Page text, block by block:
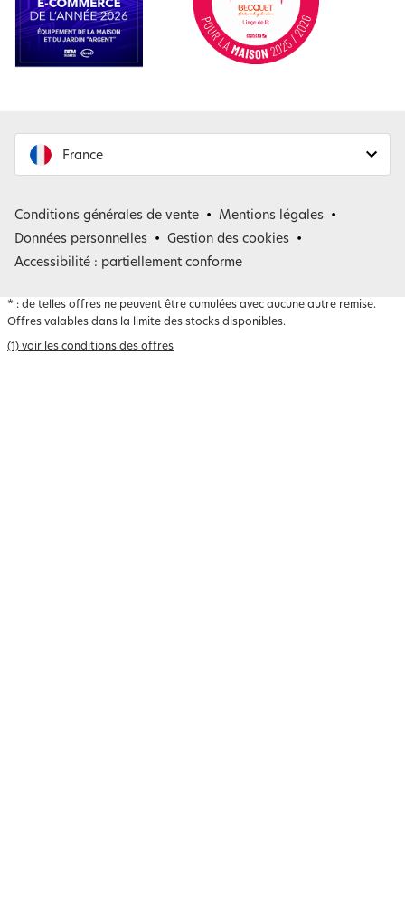
France
Belgique
Conditions générales de vente
Mentions légales
Données personnelles
Gestion des cookies
Accessibilité : partiellement conforme
* : de telles offres ne peuvent être cumulées avec aucune autre remise.
Offres valables dans la limite des stocks disponibles.
(1) voir les conditions des offres